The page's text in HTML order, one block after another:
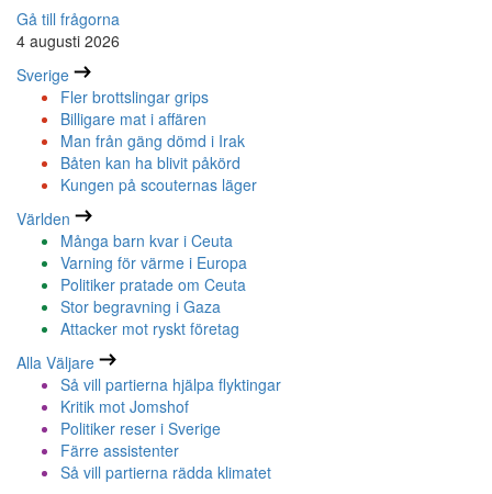
Gå till frågorna
4 augusti 2026
Sverige
Fler brottslingar grips
Billigare mat i affären
Man från gäng dömd i Irak
Båten kan ha blivit påkörd
Kungen på scouternas läger
Världen
Många barn kvar i Ceuta
Varning för värme i Europa
Politiker pratade om Ceuta
Stor begravning i Gaza
Attacker mot ryskt företag
Alla Väljare
Så vill partierna hjälpa flyktingar
Kritik mot Jomshof
Politiker reser i Sverige
Färre assistenter
Så vill partierna rädda klimatet